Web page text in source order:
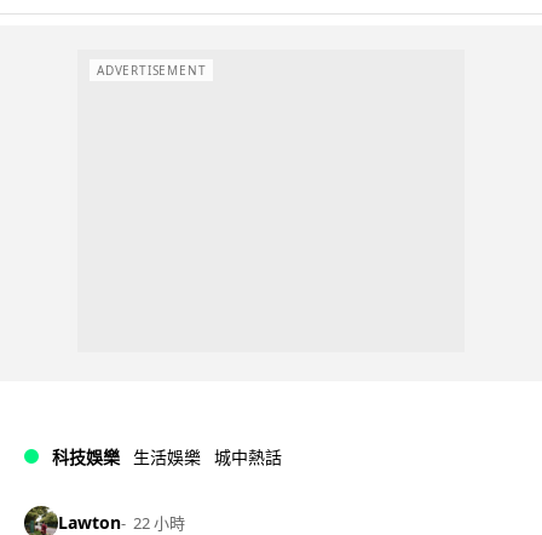
ADVERTISEMENT
科技娛樂 生活娛樂 城中熱話
Lawton 22 小時